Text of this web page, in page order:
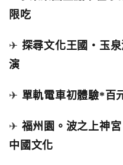
限吃
✈ 探尋文化王國‧玉
演
✈ 單軌電車初體驗*百
✈ 福州園。波之上神
中國文化